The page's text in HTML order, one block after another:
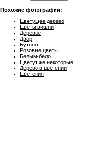
Похожие фотографии:
Цветущее дерево
Цветы вишни
Деревце
Двор
Бутоны
Розовые цветы
Белым-бело...
Цветут же некоторые
Дерево в цветении
Цветения